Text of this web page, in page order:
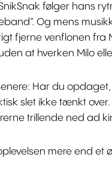
følger hans
Og mens
fjerne venflonen fra
at hverken Milo
Har du
slet ikke tænkt
trillende ned ad
mere end et